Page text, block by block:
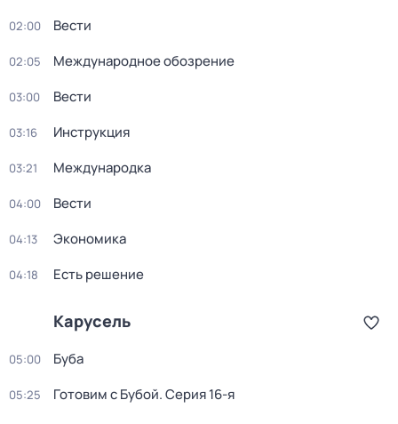
02:00 Вести
02:05 Международное обозрение
03:00 Вести
03:16 Инструкция
03:21 Международка
04:00 Вести
04:13 Экономика
04:18 Есть решение
Карусель
05:00 Буба
05:25 Готовим с Бубой. Серия 16-я